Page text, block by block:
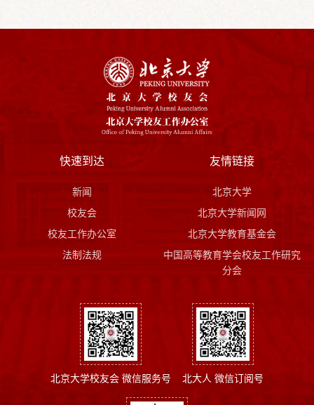
快速到达
新闻
校友会
校友工作办公室
法制法规
友情链接
北京大学
北京大学新闻网
北京大学教育基金会
中国高等教育学会校友工作研究
分会
北京大学校友会 微信服务号 北大人 微信订阅号